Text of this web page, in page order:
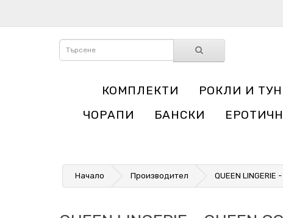
КОМПЛЕКТИ РОКЛИ И
ЧОРАПИ
БАНСКИ
Начало Производител QUEEN LINGERIE